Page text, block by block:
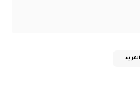
المزيد